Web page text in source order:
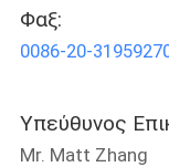
ΜΑΣ
ΣΕ
ΕΠΑΦΉ
Φαξ:
0086-20-
Υπεύθυνος
Mr. Matt Zhang